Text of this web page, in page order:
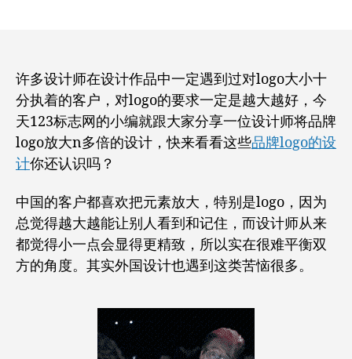
越
大
越
好？
你
户，
你
要
的
大
经
准
备
许多设计师在设计作品中一定遇到过对logo大小十
分执着的客户，对logo的要求一定是越大越好，今
天123标志网的小编就跟大家分享一位设计师将品牌
logo放大n多倍的设计，快来看看这些品牌logo的设
计你还认识吗？
中国的客户都喜欢把元素放大，特别是logo，因为
总觉得越大越能让别人看到和记住，而设计师从来
都觉得小一点会显得更精致，所以实在很难平衡双
方的角度。其实外国设计也遇到这类苦恼很多。